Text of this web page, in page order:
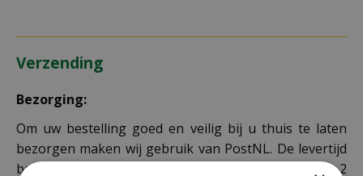
Verzending
Bezorging:
Om uw bestelling goed en veilig bij u thuis te laten
bezorgen maken wij gebruik van PostNL. De levertijd
bedraagt doorgaans tussen de 1 en 2